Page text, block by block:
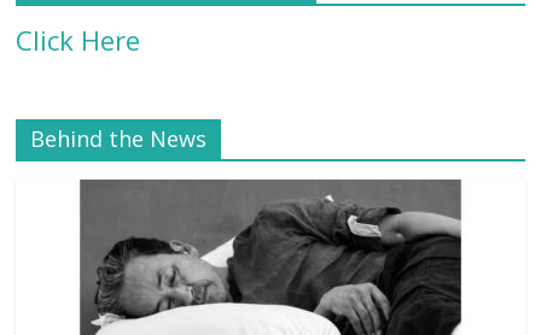
Click Here
Behind the News